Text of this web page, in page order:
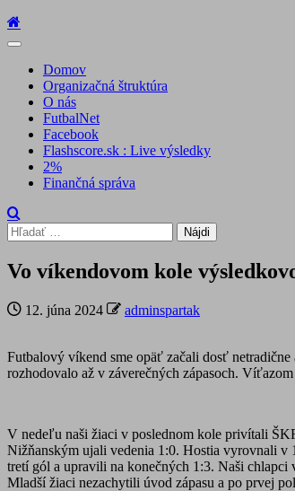
Primary
Domov
Organizačná štruktúra
O nás
FutbalNet
Facebook
Flashscore.sk : Live výsledky
2%
Finančná správa
Hľadať:
Vo víkendovom kole
12. júna 2024 adminspartak
Futbalový víkend sme opäť začali dosť
rozhodovalo až v záverečných zápasoch.
V nedeľu naši žiaci v poslednom kole privítali
Nižňanským ujali vedenia 1:0. Hostia vyrovnali v
tretí gól a upravili na konečných 1:3. Naši
Mladší žiaci nezachytili úvod zápasu a po prvej